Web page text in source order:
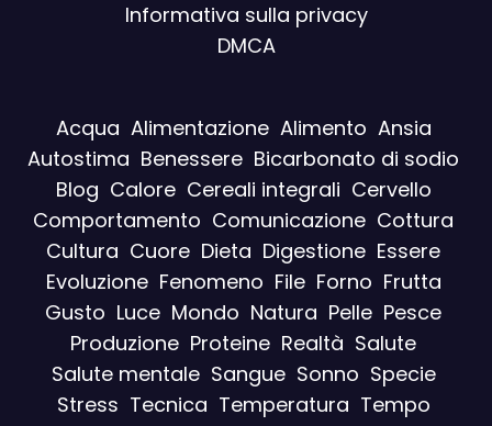
Informativa sulla privacy
DMCA
Acqua Alimentazione Alimento Ansia
Autostima Benessere Bicarbonato di sodio
Blog Calore Cereali integrali Cervello
Comportamento Comunicazione Cottura
Cultura Cuore Dieta Digestione Essere
Evoluzione Fenomeno File Forno Frutta
Gusto Luce Mondo Natura Pelle Pesce
Produzione Proteine Realtà Salute
Salute mentale Sangue Sonno Specie
Stress Tecnica Temperatura Tempo